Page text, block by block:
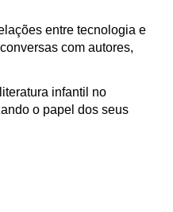
entre tecnologia e
com autores,
infantil no
o papel dos seus